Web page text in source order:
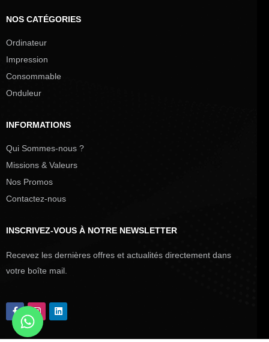
NOS CATÉGORIES
Ordinateur
Impression
Consommable
Onduleur
INFORMATIONS
Qui Sommes-nous ?
Missions & Valeurs
Nos Promos
Contactez-nous
INSCRIVEZ-VOUS À NOTRE NEWSLETTER
Recevez les dernières offres et actualités directement dans
votre boîte mail.